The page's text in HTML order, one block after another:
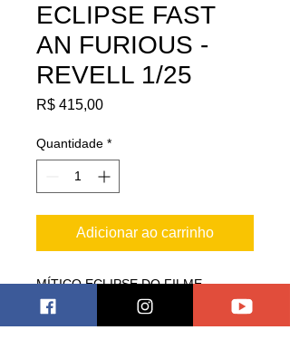
ECLIPSE FAST
AN FURIOUS -
REVELL 1/25
R$ 415,00Preço
Quantidade *
Adicionar ao carrinho
MÍTICO ECLIPSE DO FILME
VELOZES E FURIOSOS
NECESSITA MONTAGEM E